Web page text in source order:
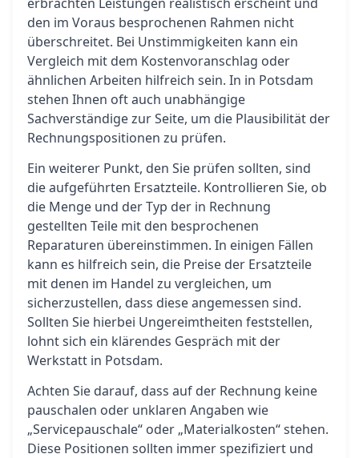
den im Voraus besprochenen Rahmen nicht
überschreitet. Bei Unstimmigkeiten kann ein
Vergleich mit dem Kostenvoranschlag oder
ähnlichen Arbeiten hilfreich sein. In in Potsdam
stehen Ihnen oft auch unabhängige
Sachverständige zur Seite, um die Plausibilität der
Rechnungspositionen zu prüfen.
Ein weiterer Punkt, den Sie prüfen sollten, sind
die aufgeführten Ersatzteile. Kontrollieren Sie, ob
die Menge und der Typ der in Rechnung
gestellten Teile mit den besprochenen
Reparaturen übereinstimmen. In einigen Fällen
kann es hilfreich sein, die Preise der Ersatzteile
mit denen im Handel zu vergleichen, um
sicherzustellen, dass diese angemessen sind.
Sollten Sie hierbei Ungereimtheiten feststellen,
lohnt sich ein klärendes Gespräch mit der
Werkstatt in Potsdam.
Achten Sie darauf, dass auf der Rechnung keine
pauschalen oder unklaren Angaben wie
„Servicepauschale“ oder „Materialkosten“ stehen.
Diese Positionen sollten immer spezifiziert und